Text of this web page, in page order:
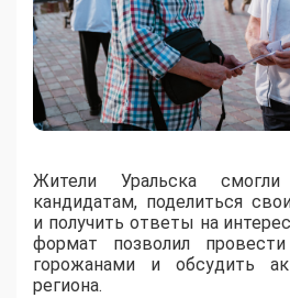
Жители Уральска
кандидатам, поделиться
и получить ответы на
формат позволил
горожанами и обсудить
региона.